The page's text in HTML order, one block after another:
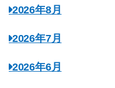
2026年8月
2026年7月
2026年6月